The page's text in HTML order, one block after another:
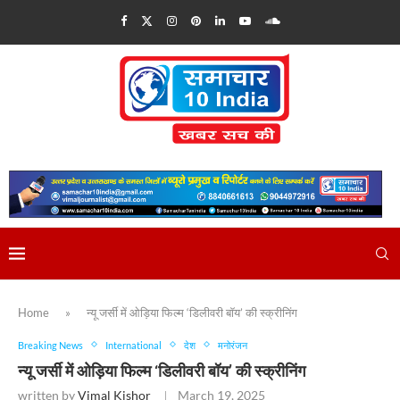
Home » न्यू जर्सी में ओड़िया फिल्म ‘डिलीवरी बॉय’ की स्क्रीनिंग
Breaking News International देश मनोरंजन
न्यू जर्सी में ओड़िया फिल्म ‘डिलीवरी बॉय’ की स्क्रीनिंग
written byVimal Kishor March 19, 2025